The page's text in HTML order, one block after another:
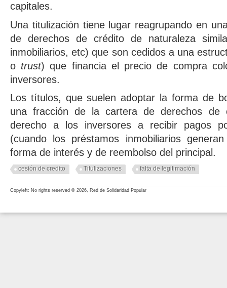
capitales.
Una titulización tiene lugar reagrupando en
de derechos de crédito de naturaleza
inmobiliarios, etc) que son cedidos a una
o trust) que financia el precio de compra
inversores.
Los títulos, que suelen adoptar la forma de
una fracción de la cartera de derechos de
derecho a los inversores a recibir pagos
(cuando los préstamos inmobiliarios
forma de interés y de reembolso del principal.
cesión de credito Titulizaciones falta de legitimación
Copyleft: No rights reserved © 2026, Red de Solidaridad Popular